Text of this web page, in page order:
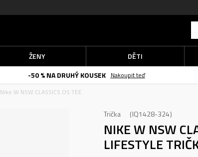
ŽENY
DĚTI
-50 % NA DRUHÝ KOUSEK
Nakoupit teď
Nike W NSW CLASSICS OS TEE
Trička IQ1428-324
NIKE W NSW
LIFESTYLE